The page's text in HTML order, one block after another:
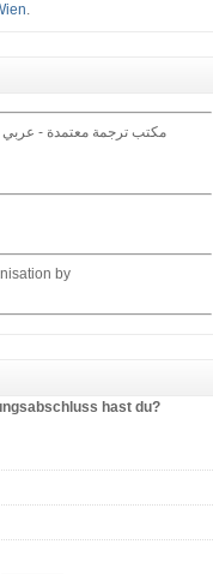
.
مكتب ترجمة معتمدة - عربي
by
hast du?